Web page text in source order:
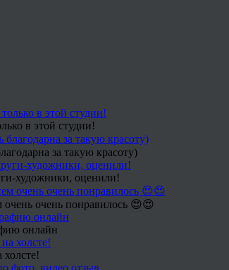
в этой студии!
за такую красоту)
художники, оценили!
очень понравилось 😍😍
онлайн